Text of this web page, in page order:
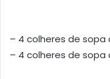
– 4 colheres de
– 4 colheres de sopa